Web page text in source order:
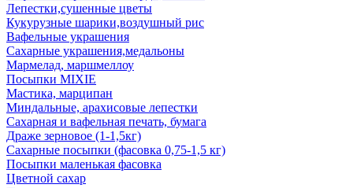
Лепестки,сушенные цветы
Кукурузные шарики,воздушный рис
Вафельные украшения
Сахарные украшения,медальоны
Мармелад, маршмеллоу
Посыпки MIXIE
Мастика, марципан
Миндальные, арахисовые лепестки
Сахарная и вафельная печать, бумага
Драже зерновое (1-1,5кг)
Сахарные посыпки (фасовка 0,75-1,5 кг)
Посыпки маленькая фасовка
Цветной сахар